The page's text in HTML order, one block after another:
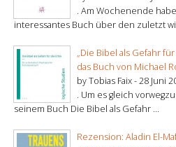
. Am Wochenende
interessantes Buch über den zuletzt
„Die Bibel als Gefahr
das Buch von Michael
by Tobias Faix -28 Juni
. Um es gleich
seinem Buch Die Bibel als Gefahr ...
Rezension: Aladin El-